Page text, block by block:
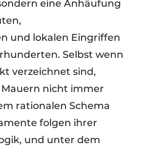
eine Anhäufung
und lokalen Eingriffen
Selbst wenn
verzeichnet sind,
nicht immer
rationalen Schema
folgen ihrer
und unter dem